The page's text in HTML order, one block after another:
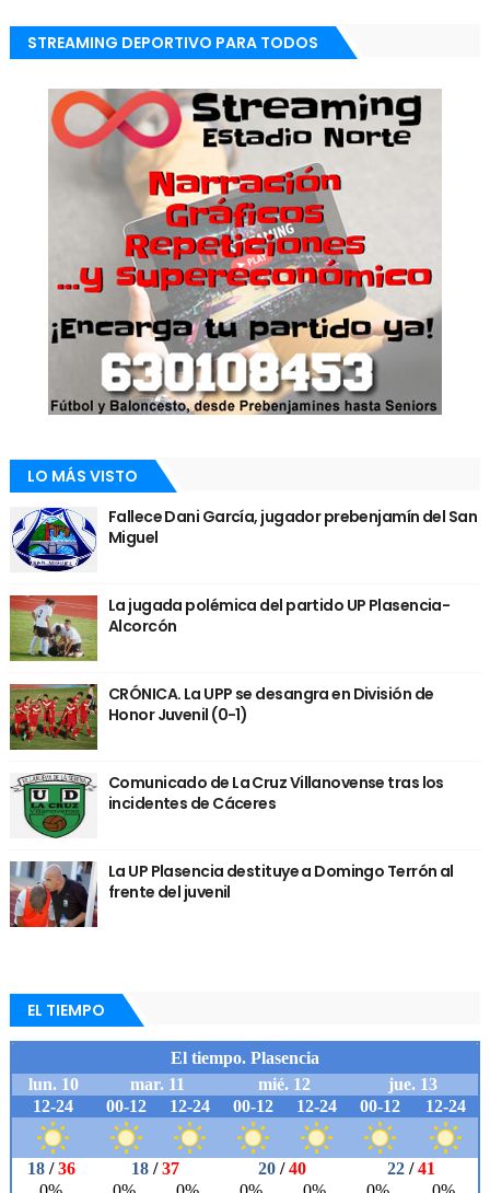
STREAMING DEPORTIVO PARA TODOS
LO MÁS VISTO
Fallece Dani García, jugador prebenjamín del San
Miguel
La jugada polémica del partido UP Plasencia-
Alcorcón
CRÓNICA. La UPP se desangra en División de
Honor Juvenil (0-1)
Comunicado de La Cruz Villanovense tras los
incidentes de Cáceres
La UP Plasencia destituye a Domingo Terrón al
frente del juvenil
EL TIEMPO